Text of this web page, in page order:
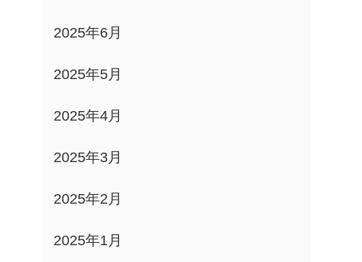
2025年6月
2025年5月
2025年4月
2025年3月
2025年2月
2025年1月